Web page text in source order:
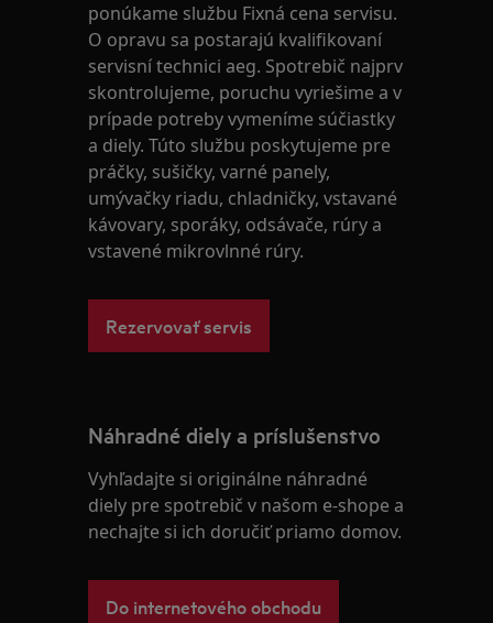
ponúkame službu Fixná cena servisu.
O opravu sa postarajú kvalifikovaní
servisní technici aeg. Spotrebič najprv
skontrolujeme, poruchu vyriešime a v
prípade potreby vymeníme súčiastky
a diely. Túto službu poskytujeme pre
práčky, sušičky, varné panely,
umývačky riadu, chladničky, vstavané
kávovary, sporáky, odsávače, rúry a
vstavené mikrovlnné rúry.
Rezervovať servis
Náhradné diely a príslušenstvo
Vyhľadajte si originálne náhradné
diely pre spotrebič v našom e-shope a
nechajte si ich doručiť priamo domov.
Do internetového obchodu